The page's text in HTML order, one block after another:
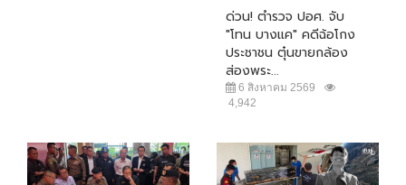
ด่วน! ตำรวจ ปอศ. จับ
"โทน บางแค" คดีฉ้อโกง
ประชาชน ตุ๋นขายกล้อง
ส่องพระ...
6 สิงหาคม 2569
4,942